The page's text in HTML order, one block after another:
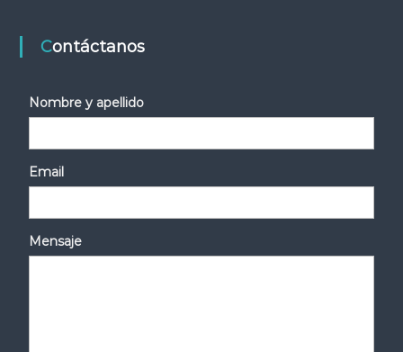
Contáctanos
Nombre y apellido
Email
Mensaje